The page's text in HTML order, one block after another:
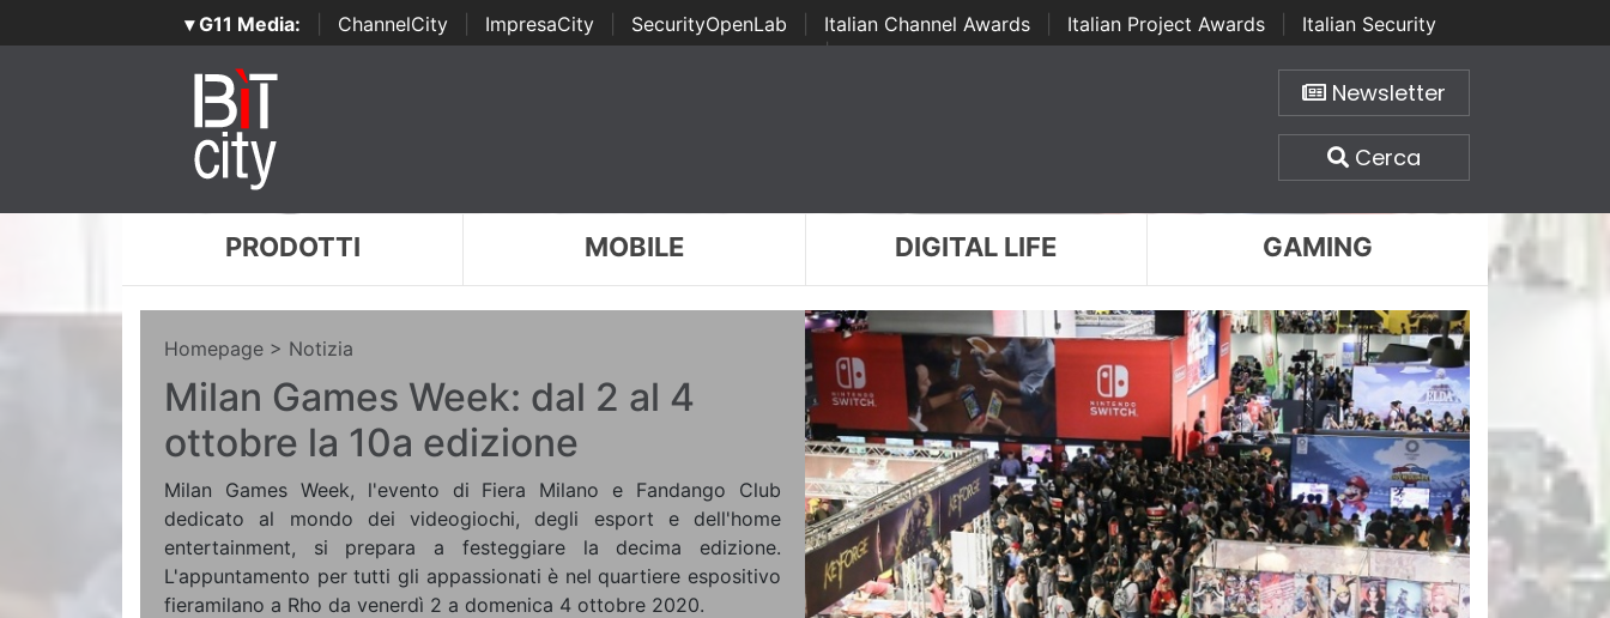
▾ G11 Media: ChannelCity ImpresaCity SecurityOpenLab Italian Channel Awards Italian Project Awards
Italian Security
Awards | ...
Newsletter
Cerca
PRODOTTI MOBILE DIGITAL LIFE GAMING
Homepage > Notizia
Milan Games Week: dal 2 al 4
ottobre la 10a edizione
Milan Games Week, l'evento di Fiera Milano e Fandango Club
dedicato al mondo dei videogiochi, degli esport e dell'home
entertainment, si prepara a festeggiare la decima edizione.
L'appuntamento per tutti gli appassionati è nel quartiere espositivo
fieramilano a Rho da venerdì 2 a domenica 4 ottobre 2020.